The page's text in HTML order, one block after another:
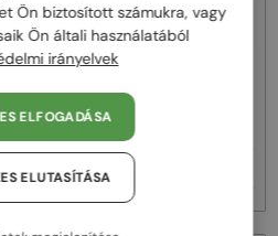
EGYFÓKUSZÚ LENCSÉVEL PLUSZ
25 000 FT
Tom Ford—
IBOLYA FÉNYT SZŰRŐ
71 000 Ft
Ön biztosított számukra, vagy
Ön általi használatából
irányelvek
ELFOGADÁSA
ELUTASÍTÁSA